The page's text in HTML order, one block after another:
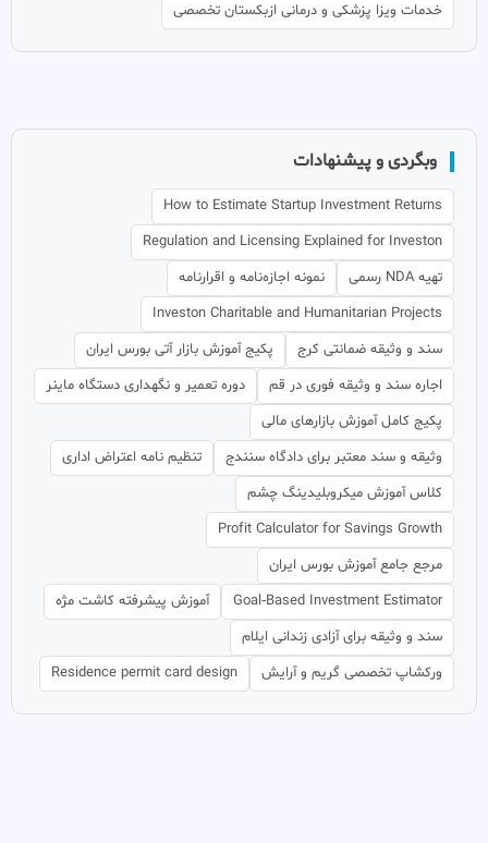
خدمات ویزا پزشکی و درمانی ازبکستان تخصصی
وبگردی و پیشنهادات
How to Estimate Startup Investment Returns
Regulation and Licensing Explained for Investon
تهیه NDA رسمی
نمونه اجازه‌نامه و اقرارنامه
Investon Charitable and Humanitarian Projects
سند و وثیقه ضمانتی کرج
پکیج آموزش بازار آتی بورس ایران
اجاره سند و وثیقه فوری در قم
دوره تعمیر و نگهداری دستگاه ماینر
پکیج کامل آموزش بازارهای مالی
وثیقه و سند معتبر برای دادگاه سنندج
تنظیم نامه اعتراض اداری
کلاس آموزش میکروبلیدینگ چشم
Profit Calculator for Savings Growth
مرجع جامع آموزش بورس ایران
Goal‑Based Investment Estimator
آموزش پیشرفته کاشت مژه
سند و وثیقه برای آزادی زندانی ایلام
ورکشاپ تخصصی گریم و آرایش
Residence permit card design